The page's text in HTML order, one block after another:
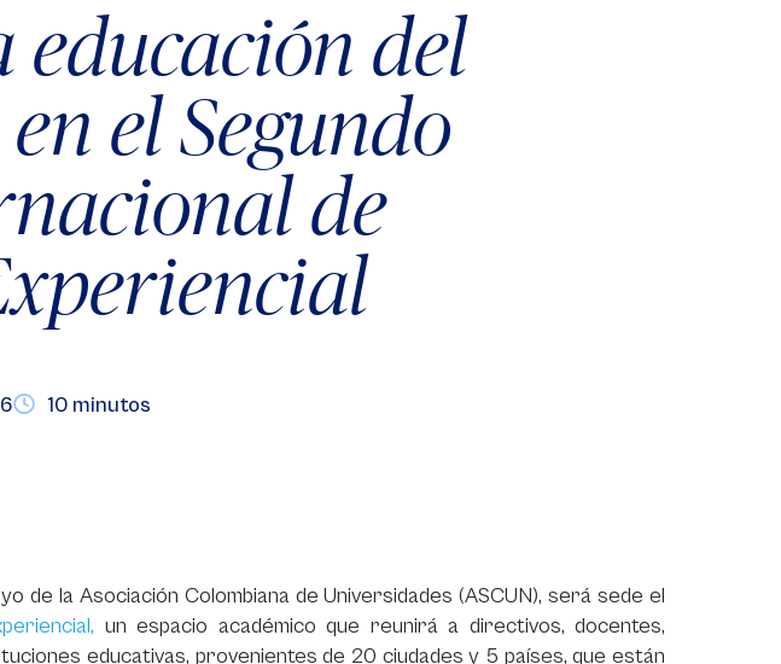
educación del
el Segundo
de
10 minutos
de la Asociación Colombiana de Universidades (ASCUN), será sede el
un espacio académico que reunirá a directivos, docentes,
educativas, provenientes de 20 ciudades y 5 países, que están